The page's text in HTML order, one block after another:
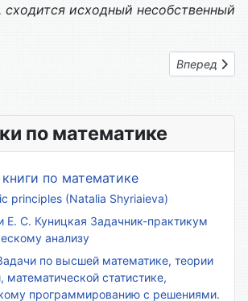
по математике
по математике
principles (Natalia Shyriaieva)
Е. С. Куницкая Задачник-практикум
анализу
по высшей математике, теории
математической статистике,
программированию с решениями.
сходится исходный несобственный
контрольной 14 Следующий:
Вперед